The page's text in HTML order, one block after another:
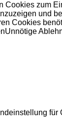
Cookies zum
und
Cookies
Unnötige